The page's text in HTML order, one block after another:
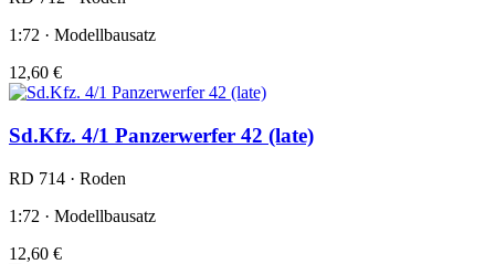
1:72 · Modellbausatz
12,60 €
Sd.Kfz. 4/1 Panzerwerfer 42 (late)
RD 714 · Roden
1:72 · Modellbausatz
12,60 €